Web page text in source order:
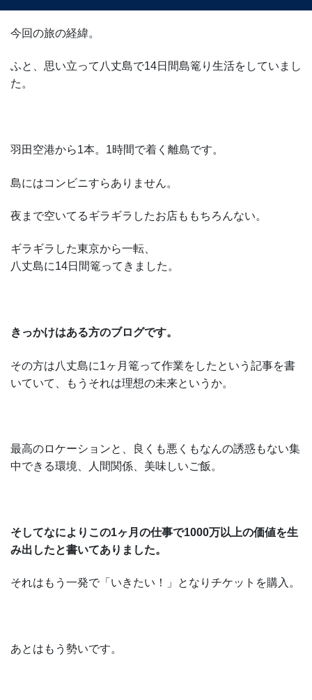
今回の旅の経緯。
ふと、思い立って八丈島で14日間島篭り生活をしていまし
た。
羽田空港から1本。1時間で着く離島です。
島にはコンビニすらありません。
夜まで空いてるギラギラしたお店ももちろんない。
ギラギラした東京から一転、
八丈島に14日間篭ってきました。
きっかけはある方のブログです。
その方は八丈島に1ヶ月篭って作業をしたという記事を書
いていて、もうそれは理想の未来というか。
最高のロケーションと、良くも悪くもなんの誘惑もない集
中できる環境、人間関係、美味しいご飯。
そしてなによりこの1ヶ月の仕事で1000万以上の価値を生
み出したと書いてありました。
それはもう一発で「いきたい！」となりチケットを購入。
あとはもう勢いです。